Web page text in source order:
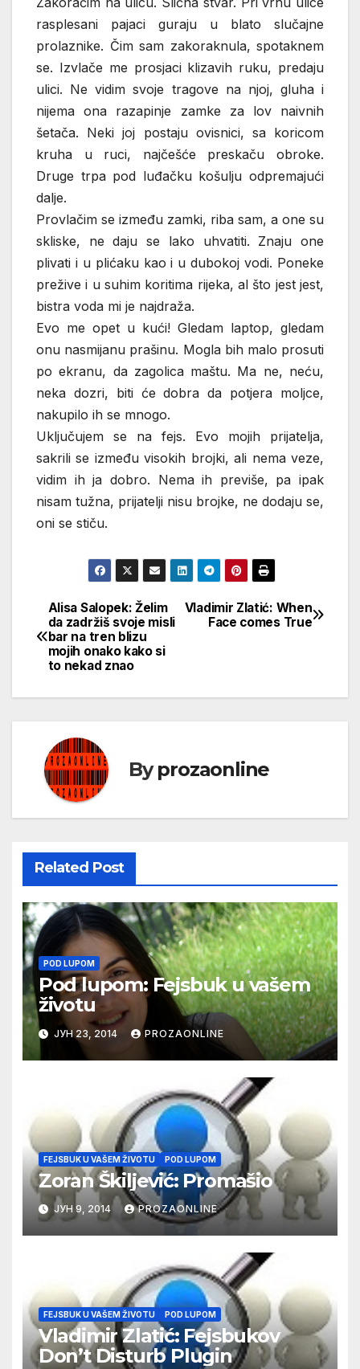
rasplesani pajaci guraju u blato slučajne
prolaznike. Čim sam zakoraknula, spotaknem
se. Izvlače me prosjaci klizavih ruku, predaju
ulici. Ne vidim svoje tragove na njoj, gluha i
nijema ona razapinje zamke za lov naivnih
šetača. Neki joj postaju ovisnici, sa koricom
kruha u ruci, najčešće preskaču obroke.
Druge trpa pod luđačku košulju odpremajući
dalje.
Provlačim se između zamki, riba sam, a one su
skliske, ne daju se lako uhvatiti. Znaju one
plivati i u plićaku kao i u dubokoj vodi. Poneke
prežive i u suhim koritima rijeka, al što jest jest,
bistra voda mi je najdraža.
Evo me opet u kući! Gledam laptop, gledam
onu nasmijanu prašinu. Mogla bih malo prosuti
po ekranu, da zagolica maštu. Ma ne, neću,
neka dozri, biti će dobra da potjera moljce,
nakupilo ih se mnogo.
Uključujem se na fejs. Evo mojih prijatelja,
sakrili se između visokih brojki, ali nema veze,
vidim ih ja dobro. Nema ih previše, pa ipak
nisam tužna, prijatelji nisu brojke, ne dodaju se,
oni se stiču.
Кретање
чланка
Vladimir Zlatić: When
Face comes True
Alisa Salopek: Želim
da zadržiš svoje misli
bar na tren blizu
mojih onako kako si
to nekad znao
Byprozaonline
Related Post
POD LUPOM
Pod lupom: Fejsbuk u vašem
životu
ЈУН 23, 2014 PROZAONLINE
FEJSBUK U VAŠEM ŽIVOTU POD LUPOM
Zoran Škiljević: Promašio
ЈУН 9, 2014 PROZAONLINE
FEJSBUK U VAŠEM ŽIVOTU POD LUPOM
Vladimir Zlatić: Fejsbukov
Don’t Disturb Plugin